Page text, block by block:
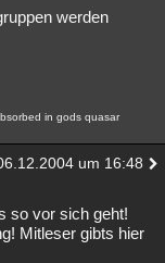
werden
in gods quasar
um 16:48
so vor sich geht!
Mitleser gibts hier